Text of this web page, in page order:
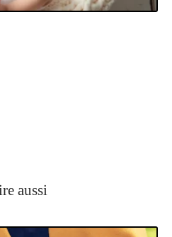
aussi